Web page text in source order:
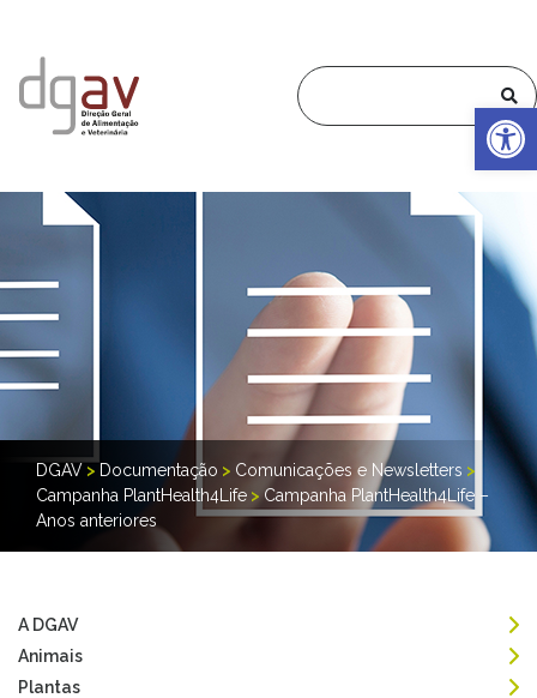
DGAV > Documentação > Comunicações e Newsletters >
Campanha PlantHealth4Life > Campanha PlantHealth4Life –
Anos anteriores
A DGAV
Animais
Plantas